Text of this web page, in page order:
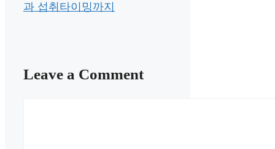
과 섭취타이밍까지
Leave a Comment